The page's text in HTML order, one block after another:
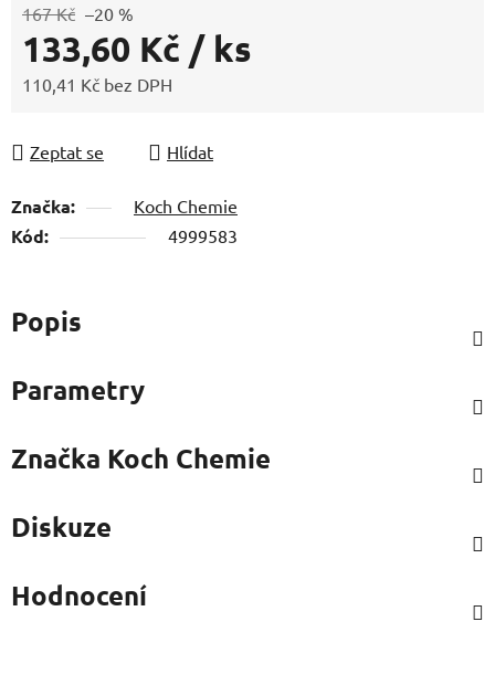
167 Kč –20 %
133,60 Kč / ks
110,41 Kč bez DPH
Zeptat se
Hlídat
Značka: Koch Chemie
Kód: 4999583
Popis
Parametry
Značka Koch Chemie
Diskuze
Hodnocení